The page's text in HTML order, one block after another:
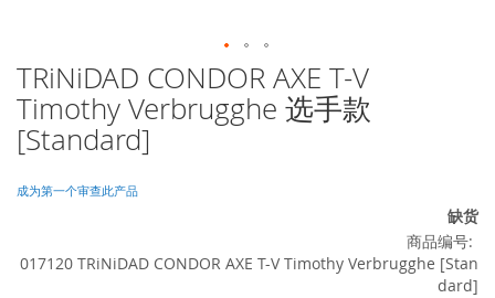
TRiNiDAD CONDOR AXE T-V
Timothy Verbrugghe 选手款
[Standard]
成为第一个审查此产品
缺货
商品编号
017120 TRiNiDAD CONDOR AXE T-V Timothy Verbrugghe [Stan
dard]
跳
转
到
图
像
库
的